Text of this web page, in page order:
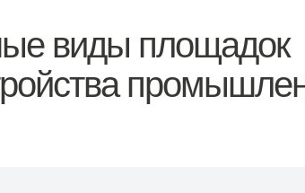
виды площадок